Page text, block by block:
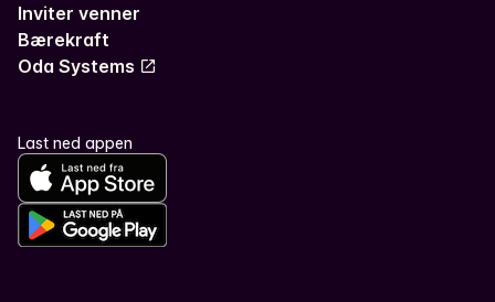
Inviter venner
Bærekraft
Oda Systems
Last ned appen